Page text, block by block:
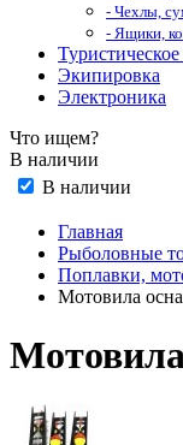
- Чехлы,
- Ящики,
Экипировка
Электроника
Что ищем?
В наличии
В наличии
Главная
Рыболовные
Поплавки,
Мотовила